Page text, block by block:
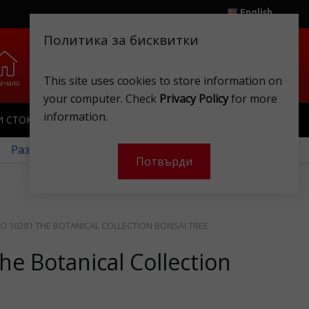
Политика за бисквитки
This site uses cookies to store information on
your computer. Check Privacy Policyfor more
information.
Потвърди
English
Любими Магазини Клубна карта Акаунт Кошница
ИГРАЧКИ
Разгледайте нашите месечни оферти!
10281 THE BOTANICAL COLLECTION BONSAI TREE
Botanical Collection